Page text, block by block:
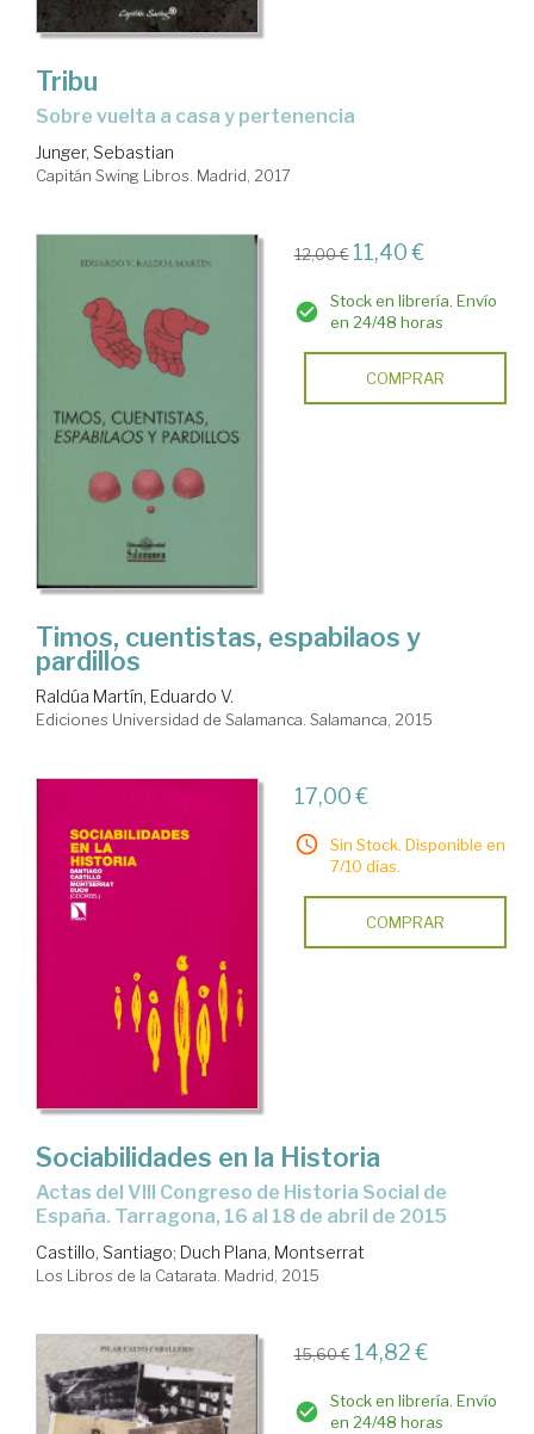
Tribu
sobre vuelta a casa y pertenencia
Junger, Sebastian
Capitán Swing Libros. Madrid, 2017
12,00 € 11,40 €
Stock en librería. Envío
en 24/48 horas
COMPRAR
Timos, cuentistas, espabilaos y
pardillos
Raldúa Martín, Eduardo V.
Ediciones Universidad de Salamanca. Salamanca, 2015
17,00 €
Sin Stock. Disponible en
7/10 días.
COMPRAR
Sociabilidades en la Historia
Actas del VIII Congreso de Historia Social de
España. Tarragona, 16 al 18 de abril de 2015
Castillo, Santiago; Duch Plana, Montserrat
Los Libros de la Catarata. Madrid, 2015
15,60 € 14,82 €
Stock en librería. Envío
en 24/48 horas